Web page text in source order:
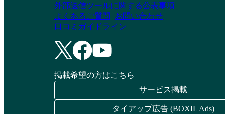
外部送信ツールに関する公表事項
よくあるご質問
お問い合わせ
口コミガイドライン
掲載希望の方はこちら
サービス掲載
タイアップ広告 (BOXIL Ads)